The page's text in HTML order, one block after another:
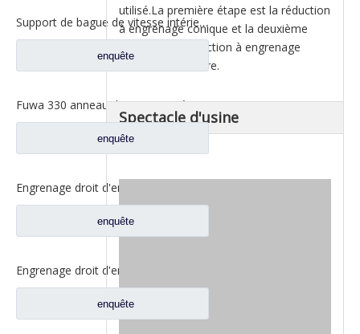
Support de bague de vitesse intérieure Fuwa 330 pour pièces de rechange de camion Fuwa 330 essieu Ford FC0040M0-8
enquête
Fuwa 330 anneau de vitesse intérieur pour Ford camion Fuwa essieu camion pièces de rechange CJ0040M0-2
enquête
enquête
enquête
utilisé.La première étape est la réduction
à engrenage conique et la deuxième
étape est la réduction à engrenage
hélicoïdal ordinaire.
Spectacle d'usine